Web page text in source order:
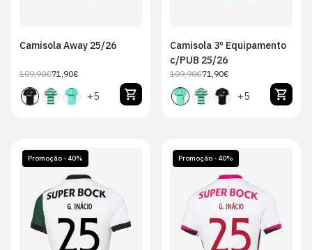
Camisola Away 25/26
Preço
regular
109,90€Preço
de
venda
71,90€
+5
Camisola 3º Equipamento
c/PUB 25/26
Preço
regular
109,90€Preço
de
venda
71,90€
+5
Promoção - 40%
S M XL
Promoção - 40%
M XL